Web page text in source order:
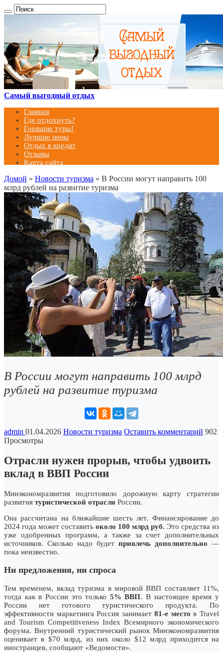
Самый выгодный отдых
Главная
Где отдохнуть?
Горящие туры!
Лучшие цены
Отдых в кредит
Отзывы
Карта сайта
Домой » Новости туризма » В России могут направить 100
млрд рублей на развитие туризма
В России могут направить 100 млрд
рублей на развитие туризма
admin 01.04.2026 Новости туризма Оставить комментарий 902
Просмотры
Отрасли нужен прорыв, чтобы удвоить
вклад в ВВП России
Минэкономразвития подготовило дорожную карту стратегии
развития туристической отрасли России.
Она рассчитана на ближайшие шесть лет. Финансирование до
2024 года может составить около 100 млрд руб. Это средства из
уже одобренных программ, а также за счет дополнительных
источников. Сколько надо будет привлечь дополнительно —
пока неизвестно.
Ни предложения, ни спроса
Тем временем, вклад туризма в мировой ВВП составляет 11%,
тогда как в России это только 5% ВВП. В настоящее время у
России нет готового туристического продукта. По
эффективности маркетинга Россия занимает81-е место в Travel
and Tourism Competitiveness Index Всемирного экономического
форума. Внутренний туристический рынок Минэкономразвития
оценивает в $70 млрд, из них около $12 млрд приходится на
иностранцев, сообщают «Ведомости».